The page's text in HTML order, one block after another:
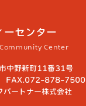
ーセンター
Center
野新町11番31号
FAX.072-878-7500
パートナー株式会社